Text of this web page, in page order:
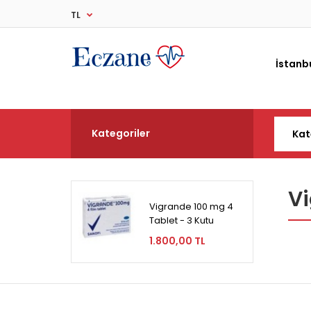
TL
Kategoriler
Vigrande 100 mg 4
Tablet - 3 Kutu
1.800,00 TL